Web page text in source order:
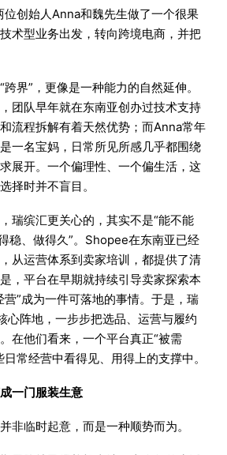
创始人Anna和魏先生做了一个很果
术型业务出发，转向跨境电商，并把
界”，更像是一种能力的自然延伸。
团队早年就在东南亚创办过技术支持
流程拆解有着天然优势；而Anna常年
一名宝妈，日常所见所感几乎都围绕
展开。一个偏理性、一个偏生活，这
择时并不盲目。
瑞缤汇更关心的，其实不是“能不能
稳、做得久”。Shopee在东南亚已经
从运营体系到卖家培训，都提供了清
，平台在早期就持续引导卖家探索本
营”成为一件可落地的事情。于是，瑞
心阵地，一步步把选品、运营与履约
在他们看来，一个平台真正“被需
常经营中看得见、用得上的支撑中。
一门服装生意
非临时起意，而是一种顺势而为。